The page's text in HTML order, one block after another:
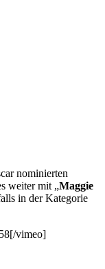
nominierten
weiter mit „Maggie
in der Kategorie
vimeo]